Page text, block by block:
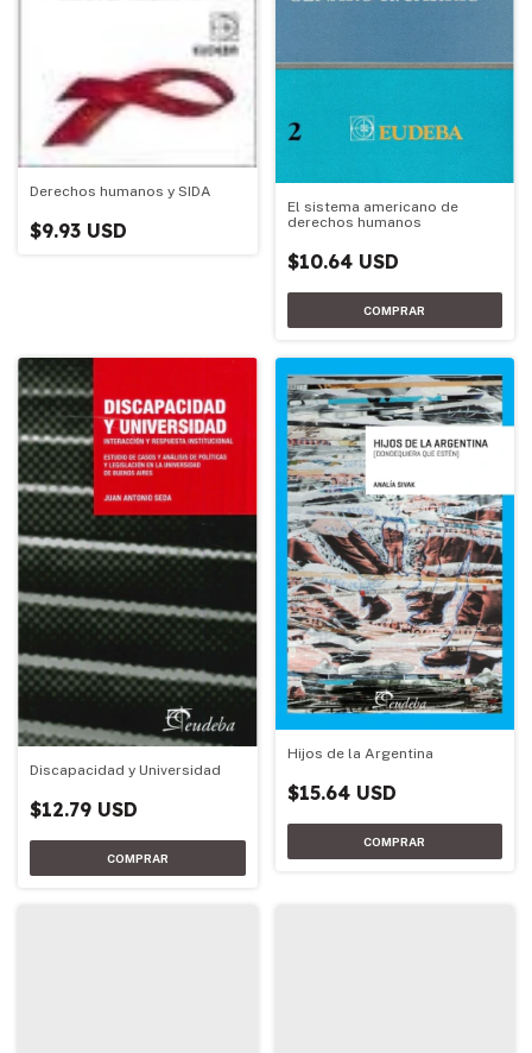
Derechos humanos y SIDA
$9.93 USD
El sistema americano de
derechos humanos
$10.64 USD
Discapacidad y Universidad
$12.79 USD
Hijos de la Argentina
$15.64 USD